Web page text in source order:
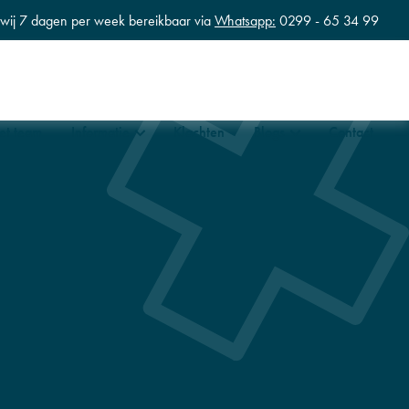
7 dagen per week bereikbaar viaWhatsapp: 0299 - 65 34 99
team Informatie Klachten Blogs Contact
en hersteltrainingen
en Lymfdrainage